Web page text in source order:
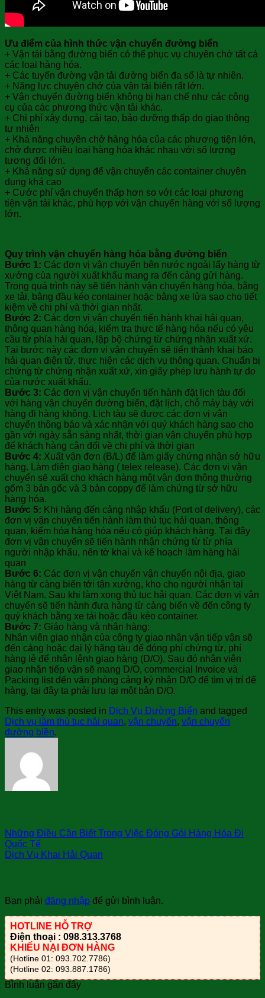
Ưu điểm của hình thức vận chuyển đường biển
+ Vận tải bằng đường biển có thể phục vụ chuyên chở tất cả
các loại hàng hóa.
+ Các tuyến đường vận tải đường biển đa số là tự nhiên.
+ Năng lực chuyên chở của vận tải biển rất lớn.
+ Vận chuyển đường biển không bị hạn chế như các công
cụ của các phương thức vận tải khác.
+ Chi phí xây dựng, cải tạo, bảo dưỡng thấp do giao thông
tự nhiên
+ Khả năng chuyên chở hàng hóa của các phương tiện lớn,
chở được nhiều loại hàng hóa khác nhau với số lượng
tương đối lớn.
+ Khả năng sử dụng để vận chuyển các container chuyên
dụng khá cao
+ Cước phí vận chuyển thấp hơn so với các loại phương
tiện vận tải khác, phù hợp với vận chuyển hàng với số lượng
lớn.
Quy trình vận chuyển hàng hóa bằng đường biển
Bước 1: Các đơn vị vận chuyển bên nước ngoài lấy hàng từ
xưởng của người xuất khẩu mang ra đến cảng gửi hàng.
Trong quá trình này sẽ tiến hành vận chuyển hàng hóa, bằng
xe tải, bằng đầu kéo container hoặc bằng xe lửa sao cho tiết
kiệm về chi phí và thời gian nhất.
Bước 2: Các đơn vị vận chuyển tiến hành khai hải quan,
thông quan hàng hóa, kiểm tra thực tế hàng hóa nếu có yêu
cầu từ phía hải quan, lập bộ chứng từ chứng nhận xuất xứ.
Tại bước này các đơn vị vận chuyển sẽ tiến thành khai báo
hải quan điện tử, thực hiện các dịch vụ thông quan. Chuẩn bị
chứng từ chứng nhận xuất xứ, xin giấy phép lưu hành tự do
của nước xuất khẩu.
Bước 3: Các đơn vị vận chuyển tiến hành đặt lịch tàu đối
với hàng vận chuyển đường biển, đặt lịch, chỗ máy báy với
hàng đi hàng không. Lịch tàu sẽ được các đơn vị vận
chuyển thông báo và xác nhận với quý khách hàng sao cho
gần với ngày sẵn sàng nhất, thời gian vận chuyển phù hợp
để khách hàng cân đối về chi phí và thời gian
Bước 4: Xuất vận đơn (B/L) để làm giấy chứng nhận sở hữu
hàng. Làm điện giao hàng ( telex release). Các đơn vị vận
chuyển sẽ xuất cho khách hàng một vận đơn thông thường
gổm 3 bản gốc và 3 bản coppy để làm chứng từ sở hữu
hàng hóa.
Bước 5: Khi hàng đến cảng nhập khẩu (Port of delivery), các
đơn vị vận chuyển tiến hành làm thủ tục hải quan, thông
quan, kiểm hóa hàng hóa nếu có giúp khách hàng. Tại đây
đơn vị vận chuyển sẽ tiến hành nhận chứng từ từ phía
người nhập khẩu, nên tờ khai và kế hoạch làm hàng hải
quan
Bước 6: Các đơn vị vận chuyển vận chuyển nội địa, giao
hàng từ càng biển tới tận xưởng, kho cho người nhận tại
Việt Nam. Sau khi làm xong thủ tục hải quan. Các đơn vị vận
chuyển sẽ tiến hành đưa hàng từ cảng biển về đến công ty
quý khách bằng xe tải hoặc đầu kéo container.
Bước 7: Giáo hàng và nhận hàng:
Nhân viên giao nhận của công ty giao nhận vận tiếp vận sẽ
đến cảng hoặc đại lý hãng tàu để đóng phí chứng từ, phí
hàng lẻ để nhận lệnh giao hàng (D/O). Sau đó nhận viên
giao nhận tiếp vận sẽ mang D/O, commercial Invoice và
Packing list đến văn phòng cảng ký nhận D/O để tìm vị trí để
hàng, tại đây ta phải lưu lại một bản D/O.
This entry was posted in Dịch Vụ Đường Biển and tagged
Dịch vụ làm thủ tục hải quan, vận chuyển, vận chuyển
đường biền.
Những Điều Cần Biết Trong Việc Đóng Gói Hàng Hóa Đi
Quốc Tế
Dịch Vụ Khai Hải Quan
Bạn phải đăng nhập để gửi bình luận.
HOTLINE HỖ TRỢ
Điện thoại : 098.313.3768
KHIẾU NẠI ĐƠN HÀNG
(Hotline 01: 093.702.7786)
(Hotline 02: 093.887.1786)
Bình luận gần đây